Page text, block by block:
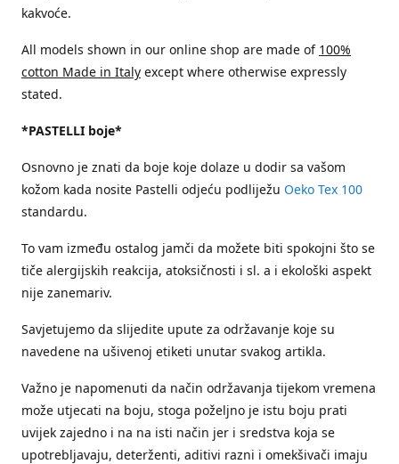
kakvoće.
All models shown in our online shop are made of 100%
cotton Made in Italy except where otherwise expressly
stated.
*PASTELLI boje*
Osnovno je znati da boje koje dolaze u dodir sa vašom
kožom kada nosite Pastelli odjeću podliježu Oeko Tex 100
standardu.
To vam između ostalog jamči da možete biti spokojni što se
tiče alergijskih reakcija, atoksičnosti i sl. a i ekološki aspekt
nije zanemariv.
Savjetujemo da slijedite upute za održavanje koje su
navedene na ušivenoj etiketi unutar svakog artikla.
Važno je napomenuti da način održavanja tijekom vremena
može utjecati na boju, stoga poželjno je istu boju prati
uvijek zajedno i na na isti način jer i sredstva koja se
upotrebljavaju, deterženti, aditivi razni i omekšivači imaju